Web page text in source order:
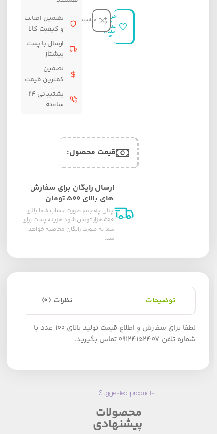
افزودن
به
علاقه
مندی
ها
مقایسه
تضمین اصالت
و کیفیت کالا
ارسال با پست
پیشتاز
تضمین
کمترین قیمت
پشتیبانی ۲۴
ساعته
قیمت محصول:​
ارسال رایگان برای سفارش
های بالای ۵۰۰ تومان
چنان چه جمع صورت حساب شما بالای
۵۰۰ هزار تومان شود هزینه پست برای
شما به صورت رایگان محاصبه خواهد
شد.
توضیحات نظرات (0)
لطفا برای سفارش و اطلاع قیمت تولید بالای 100 عدد با
شماره تلفن 09124152407 تماس بگیرید.
Suggested products
محصولات
پیشنهادی